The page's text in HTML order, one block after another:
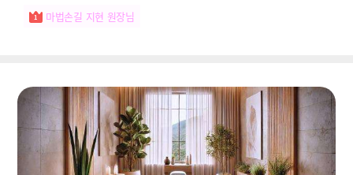
마법손길 지현 원장님